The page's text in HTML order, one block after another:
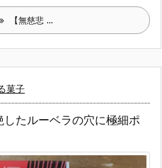
【無慈悲 ...
菓子
したルーベラの穴に極細ポ